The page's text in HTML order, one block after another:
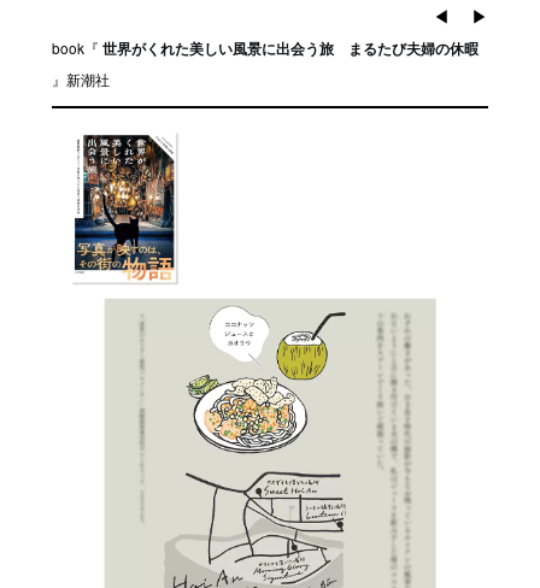
◀︎ ▶︎
book『 世界がくれた美しい風景に出会う旅 まるたび夫婦の休暇
』 新潮社